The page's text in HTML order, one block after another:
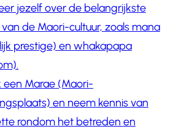
jezelf over de belangrijkste
de Maori-cultuur, zoals mana
prestige) en whakapapa
een Marae (Maori-
en neem kennis van
rondom het betreden en